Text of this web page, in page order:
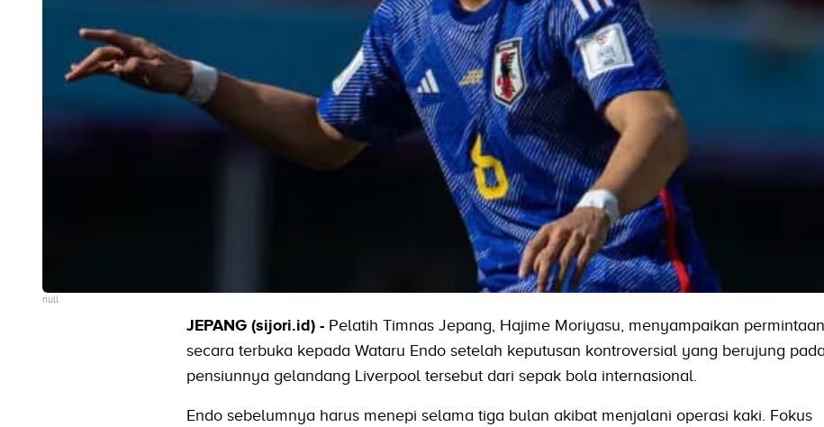
null
JEPANG (sijori.id) - Pelatih Timnas Jepang, Hajime Moriyasu, menyampaikan
secara terbuka kepada Wataru Endo setelah keputusan kontroversial yang berujung pada
pensiunnya gelandang Liverpool tersebut dari sepak bola internasional.
Endo sebelumnya harus menepi selama tiga bulan akibat menjalani operasi kaki. Fokus